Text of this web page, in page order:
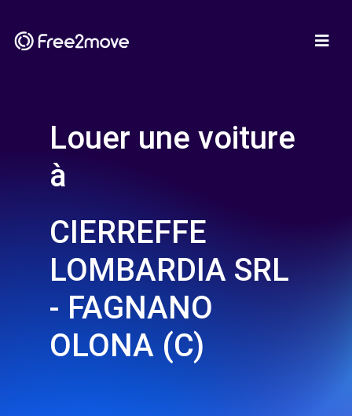
Louer une voiture
à
CIERREFFE
LOMBARDIA SRL
- FAGNANO
OLONA (C)